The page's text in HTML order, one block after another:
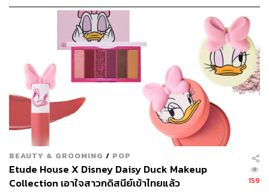
2. Etude House Matte Chic Lip Lacquer (Blossom Picnic)
ลิปสติกเนื้อแมตต์เม็ดสีแน่นและคมชัด ล็อกริมฝีปากได้อย่าง
รวดเร็ว จึงติดแน่นทนนาน ไม่เลอะ ไม่หลุดลอก
BEAUTY & GROOMING / POP
Etude House X Disney Daisy Duck Makeup
Collection เอาใจสาวกดิสนีย์เข้าไทยแล้ว
159